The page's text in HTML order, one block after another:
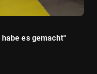
es gemacht“